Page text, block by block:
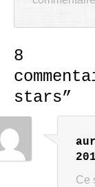
8
stars”
Ce